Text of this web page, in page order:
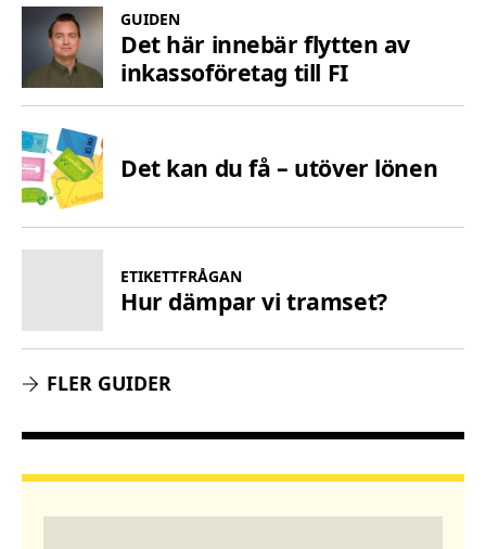
GUIDEN
Det här innebär flytten av
inkassoföretag till FI
Det kan du få – utöver lönen
ETIKETTFRÅGAN
Hur dämpar vi tramset?
FLER GUIDER